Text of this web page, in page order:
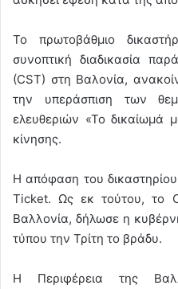
Το πρωτοβάθμιο
συνοπτική διαδικασία
(CST) στη Βαλονία,
την υπεράσπιση των
ελευθεριών «Το δικαίωμά
κίνησης.
Η απόφαση του
Ticket. Ως εκ τούτου, το
Βαλλονία, δήλωσε η
τύπου την Τρίτη το βράδυ.
Η Περιφέρεια της